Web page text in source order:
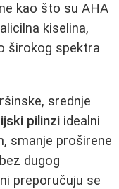
kao što su AHA
kiselina,
širokog spektra
srednje
pilinzi idealni
smanje proširene
dugog
preporučuju se